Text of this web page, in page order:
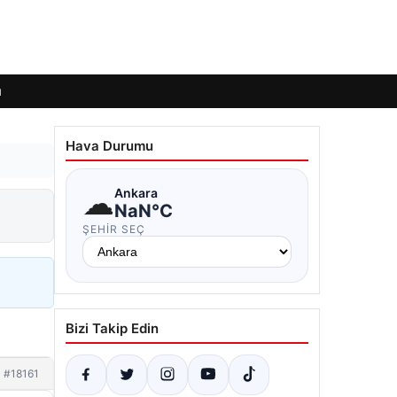
#18161
Hava Durumu
☁Ankara
NaN°C
ŞEHIR SEÇ
Bizi Takip Edin